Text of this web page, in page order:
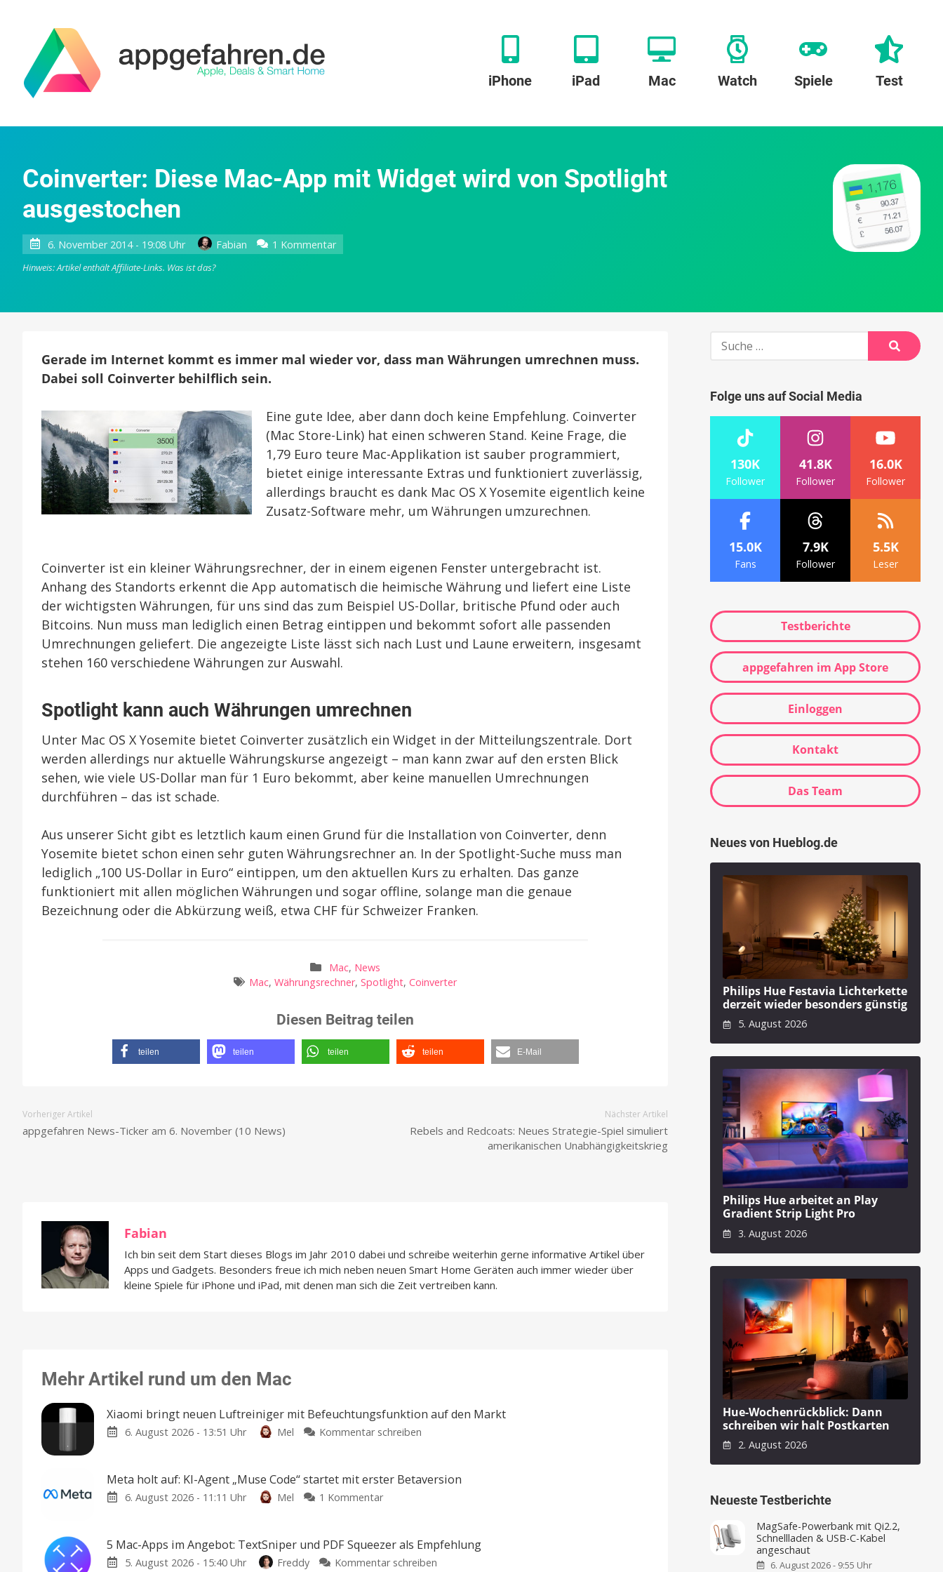
iPhone iPad Mac Watch Spiele Test
Coinverter: Diese Mac-App mit Widget wird von Spotlight
ausgestochen
6. November 2014 - 19:08 Uhr Fabian 1 Kommentarzu
von
Hinweis: Artikel enthält Affiliate-Links. Was ist das?
Gerade im Internet kommt es immer mal wieder vor, dass man Währungen umrechnen muss.
Dabei soll Coinverter behilflich sein.
Eine gute Idee, aber dann doch keine Empfehlung. Coinverter
(Mac Store-Link) hat einen schweren Stand. Keine Frage, die
1,79 Euro teure Mac-Applikation ist sauber programmiert,
bietet einige interessante Extras und funktioniert zuverlässig,
allerdings braucht es dank Mac OS X Yosemite eigentlich keine
Zusatz-Software mehr, um Währungen umzurechnen.
Coinverter ist ein kleiner Währungsrechner, der in einem eigenen Fenster untergebracht ist.
Anhang des Standorts erkennt die App automatisch die heimische Währung und liefert eine Liste
der wichtigsten Währungen, für uns sind das zum Beispiel US-Dollar, britische Pfund oder auch
Bitcoins. Nun muss man lediglich einen Betrag eintippen und bekommt sofort alle passenden
Umrechnungen geliefert. Die angezeigte Liste lässt sich nach Lust und Laune erweitern, insgesamt
stehen 160 verschiedene Währungen zur Auswahl.
Spotlight kann auch Währungen umrechnen
Unter Mac OS X Yosemite bietet Coinverter zusätzlich ein Widget in der Mitteilungszentrale. Dort
werden allerdings nur aktuelle Währungskurse angezeigt – man kann zwar auf den ersten Blick
sehen, wie viele US-Dollar man für 1 Euro bekommt, aber keine manuellen Umrechnungen
durchführen – das ist schade.
Aus unserer Sicht gibt es letztlich kaum einen Grund für die Installation von Coinverter, denn
Yosemite bietet schon einen sehr guten Währungsrechner an. In der Spotlight-Suche muss man
lediglich „100 US-Dollar in Euro“ eintippen, um den aktuellen Kurs zu erhalten. Das ganze
funktioniert mit allen möglichen Währungen und sogar offline, solange man die genaue
Bezeichnung oder die Abkürzung weiß, etwa CHF für Schweizer Franken.
Mac, News
Mac, Währungsrechner, Spotlight, Coinverter
Diesen Beitrag teilen
teilen teilen teilen teilen E-Mail
Vorheriger Artikel
appgefahren News-Ticker am 6. November (10 News)
Nächster Artikel
Rebels and Redcoats: Neues Strategie-Spiel simuliert
amerikanischen Unabhängigkeitskrieg
Fabian
Ich bin seit dem Start dieses Blogs im Jahr 2010 dabei und schreibe weiterhin gerne informative Artikel über
Apps und Gadgets. Besonders freue ich mich neben neuen Smart Home Geräten auch immer wieder über
kleine Spiele für iPhone und iPad, mit denen man sich die Zeit vertreiben kann.
Mehr Artikel rund um den Mac
Xiaomi bringt neuen Luftreiniger mit Befeuchtungsfunktion auf den Markt
6. August 2026 - 13:51 Uhr Mel Kommentar schreiben
neuen
den
Markt
Meta holt auf: KI-Agent „Muse Code“ startet mit erster Betaversion
6. August 2026 - 11:11 Uhr Mel 1 Kommentarzu
auf:
5 Mac-Apps im Angebot: TextSniper und PDF Squeezer als Empfehlung
5. August 2026 - 15:40 Uhr Freddy Kommentar schreiben
Suche
Suche
Folge uns auf Social Media
130K
Follower
41.8K
Follower
16.0K
Follower
15.0K
Fans
7.9K
Follower
5.5K
Leser
Testberichte
appgefahren im App Store
Einloggen
Kontakt
Das Team
Neues von Hueblog.de
Philips Hue Festavia Lichterkette
derzeit wieder besonders günstig
5. August 2026
Philips Hue arbeitet an Play
Gradient Strip Light Pro
3. August 2026
Hue-Wochenrückblick: Dann
schreiben wir halt Postkarten
2. August 2026
Neueste Testberichte
MagSafe-Powerbank mit Qi2.2,
Schnellladen & USB-C-Kabel
angeschaut
6. August 2026 - 9:55 Uhr